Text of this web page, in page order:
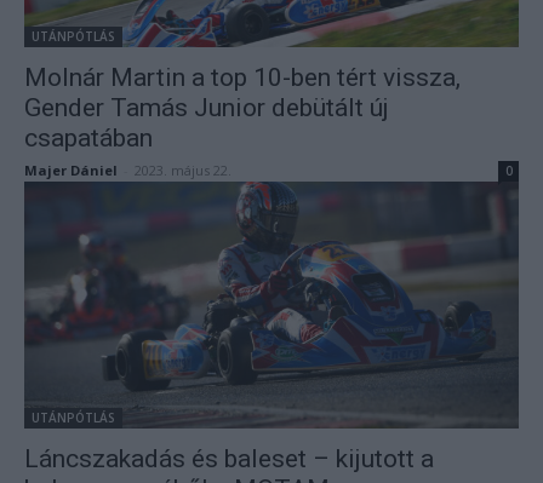
UTÁNPÓTLÁS
Molnár Martin a top 10-ben tért vissza,
Gender Tamás Junior debütált új
csapatában
Majer Dániel 2023. május 22. 0
UTÁNPÓTLÁS
Láncszakadás és baleset – kijutott a